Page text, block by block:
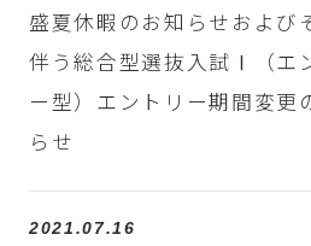
盛夏休暇のお知らせおよび
伴う総合型選抜入試Ⅰ（エ
ー型）エントリー期間変更
らせ
2021.07.16